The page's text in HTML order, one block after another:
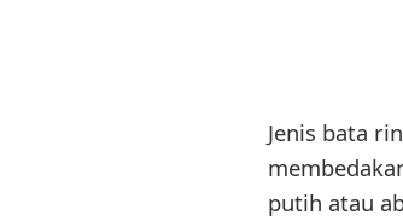
Jenis bata
putih atau